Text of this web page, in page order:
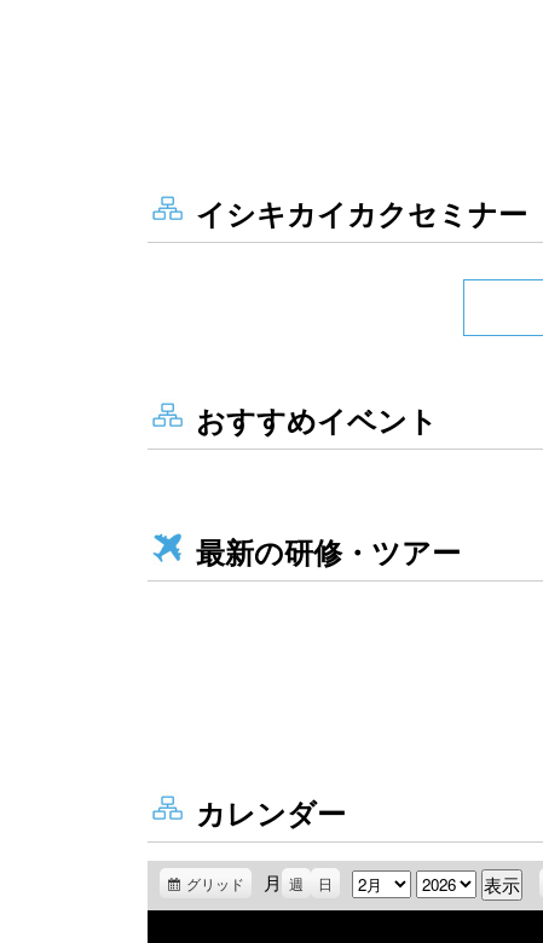
イシキカイカクセミナー
おすすめイベント
最新の研修・ツアー
カレンダー
グリッド 月 週 日 月 年